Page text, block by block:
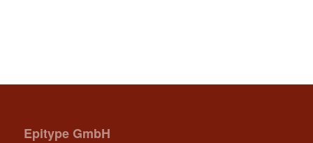
Epitype GmbH